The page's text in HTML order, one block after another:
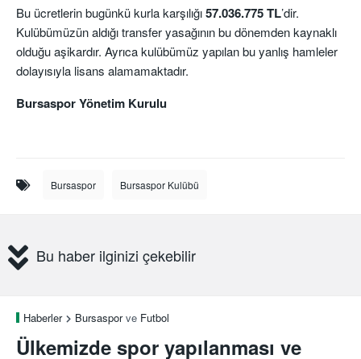
Bu ücretlerin bugünkü kurla karşılığı57.036.775 TL’dir.
Kulübümüzün aldığı transfer yasağının bu dönemden kaynaklı
olduğu aşikardır. Ayrıca kulübümüz yapılan bu yanlış hamleler
dolayısıyla lisans alamamaktadır.
Bursaspor Yönetim Kurulu
Bursaspor Bursaspor Kulübü
Bu haber ilginizi çekebilir
Haberler Bursasporve Futbol
Ülkemizde spor yapılanması ve